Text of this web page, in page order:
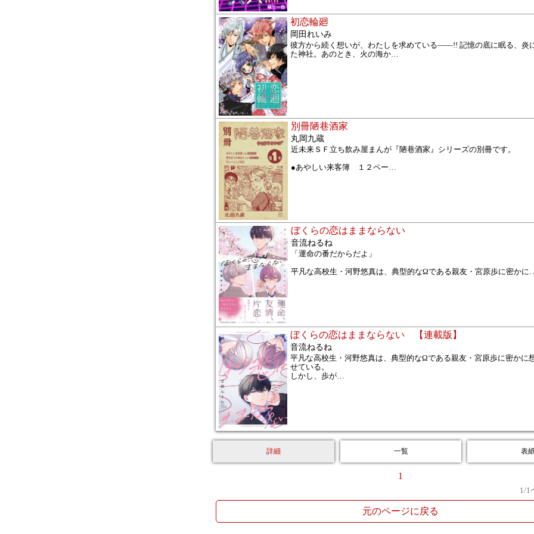
初恋輪廻
岡田れいみ
彼方から続く想いが、わたしを求めている――!! 記憶の底に眠る、炎
た神社。あのとき、火の海か…
別冊陋巷酒家
丸岡九蔵
近未来ＳＦ立ち飲み屋まんが『陋巷酒家』シリーズの別冊です。
●あやしい来客簿 １２ペー…
ぼくらの恋はままならない
音流ねるね
「運命の番だからだよ」
平凡な高校生・河野悠真は、典型的なΩである親友・宮原歩に密かに
ぼくらの恋はままならない 【連載版】
音流ねるね
平凡な高校生・河野悠真は、典型的なΩである親友・宮原歩に密かに
せている。
しかし、歩が…
詳細 一覧 表
1
1/1
元のページに戻る